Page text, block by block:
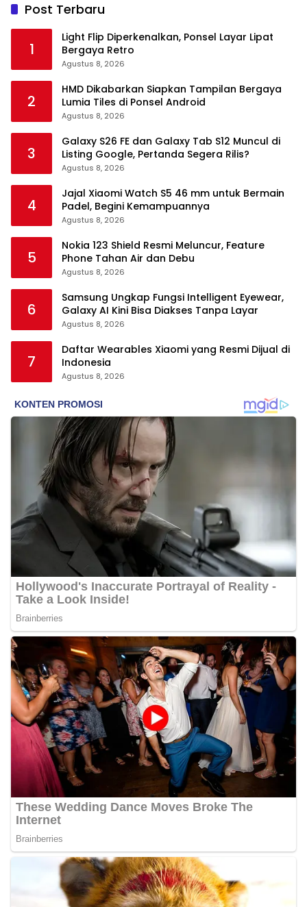
Post Terbaru
1
Light Flip Diperkenalkan, Ponsel Layar Lipat
Bergaya Retro
Agustus 8, 2026
2
HMD Dikabarkan Siapkan Tampilan Bergaya
Lumia Tiles di Ponsel Android
Agustus 8, 2026
3
Galaxy S26 FE dan Galaxy Tab S12 Muncul di
Listing Google, Pertanda Segera Rilis?
Agustus 8, 2026
4
Jajal Xiaomi Watch S5 46 mm untuk Bermain
Padel, Begini Kemampuannya
Agustus 8, 2026
5
Nokia 123 Shield Resmi Meluncur, Feature
Phone Tahan Air dan Debu
Agustus 8, 2026
6
Samsung Ungkap Fungsi Intelligent Eyewear,
Galaxy AI Kini Bisa Diakses Tanpa Layar
Agustus 8, 2026
7
Daftar Wearables Xiaomi yang Resmi Dijual di
Indonesia
Agustus 8, 2026